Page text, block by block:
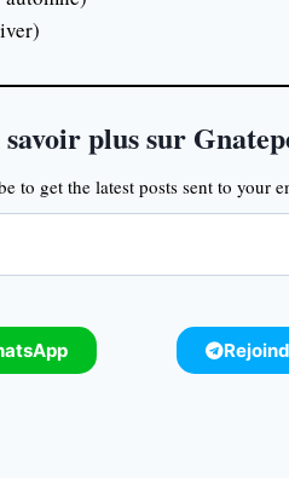
plus sur
to get the latest posts sent to your